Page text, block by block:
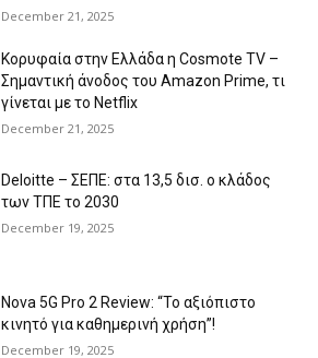
December 21, 2025
Κορυφαία στην Ελλάδα η Cosmote TV –
Σημαντική άνοδος του Amazon Prime, τι
γίνεται με το Netflix
December 21, 2025
Deloitte – ΣΕΠΕ: στα 13,5 δισ. ο κλάδος
των ΤΠΕ το 2030
December 19, 2025
Nova 5G Pro 2 Review: “Το αξιόπιστο
κινητό για καθημερινή χρήση”!
December 19, 2025